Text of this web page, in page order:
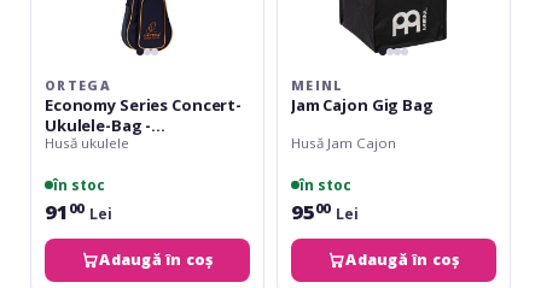
ORTEGA
Economy Series Concert-
Ukulele-Bag -
Black/Orange
Husă ukulele
în stoc
91 00 Lei
Adaugă în coș
MEINL
Jam Cajon Gig Bag
Husă Jam Cajon
în stoc
9500 Lei
Adaugă în coș